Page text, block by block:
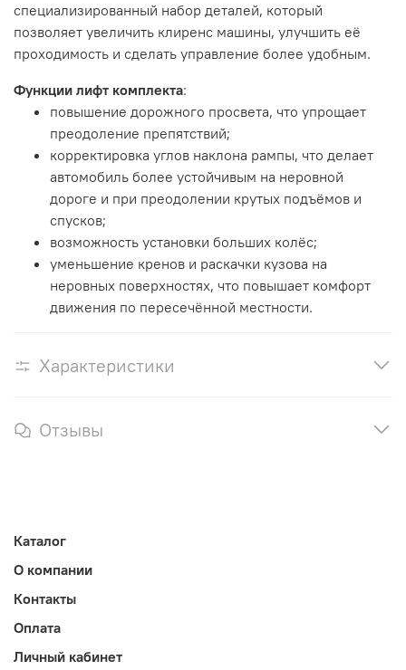
специализированный набор деталей, который
позволяет увеличить клиренс машины, улучшить её
проходимость и сделать управление более удобным.
Функции лифт комплекта:
повышение дорожного просвета, что упрощает
преодоление препятствий;
корректировка углов наклона рампы, что делает
автомобиль более устойчивым на неровной
дороге и при преодолении крутых подъёмов и
спусков;
возможность установки больших колёс;
уменьшение кренов и раскачки кузова на
неровных поверхностях, что повышает комфорт
движения по пересечённой местности.
Характеристики
Отзывы
Каталог
О компании
Контакты
Оплата
Личный кабинет